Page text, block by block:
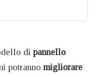
di pannello
potranno migliorare